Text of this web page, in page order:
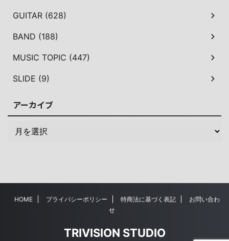
GUITAR (628)
BAND (188)
MUSIC TOPIC (447)
SLIDE (9)
アーカイブ
HOME プライバシーポリシー 特商法に基づく表記
お問い合わ
せ
TRIVISION STUDIO